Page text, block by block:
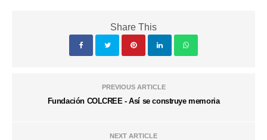
Share This
PREVIOUS ARTICLE
Fundación COLCREE - Así se construye memoria
NEXT ARTICLE